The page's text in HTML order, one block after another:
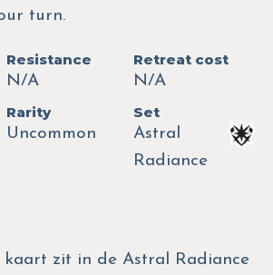
turn.
Resistance
N/A
Retreat cost
N/A
Rarity
Uncommon
Set
Astral
Radiance
kaart zit in de Astral Radiance